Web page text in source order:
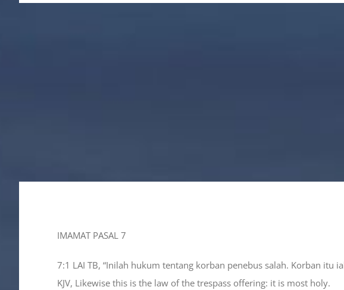
IMAMAT PASAL 7
7:1 LAI TB, “Inilah hukum tentang korban penebus salah. Korban itu
KJV, Likewise this is the law of the trespass offering: it is most holy.